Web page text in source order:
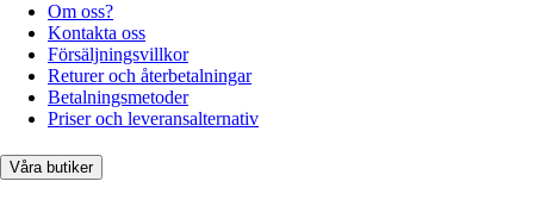
Om oss?
Kontakta oss
Försäljningsvillkor
Returer och återbetalningar
Betalningsmetoder
Priser och leveransalternativ
Våra butiker